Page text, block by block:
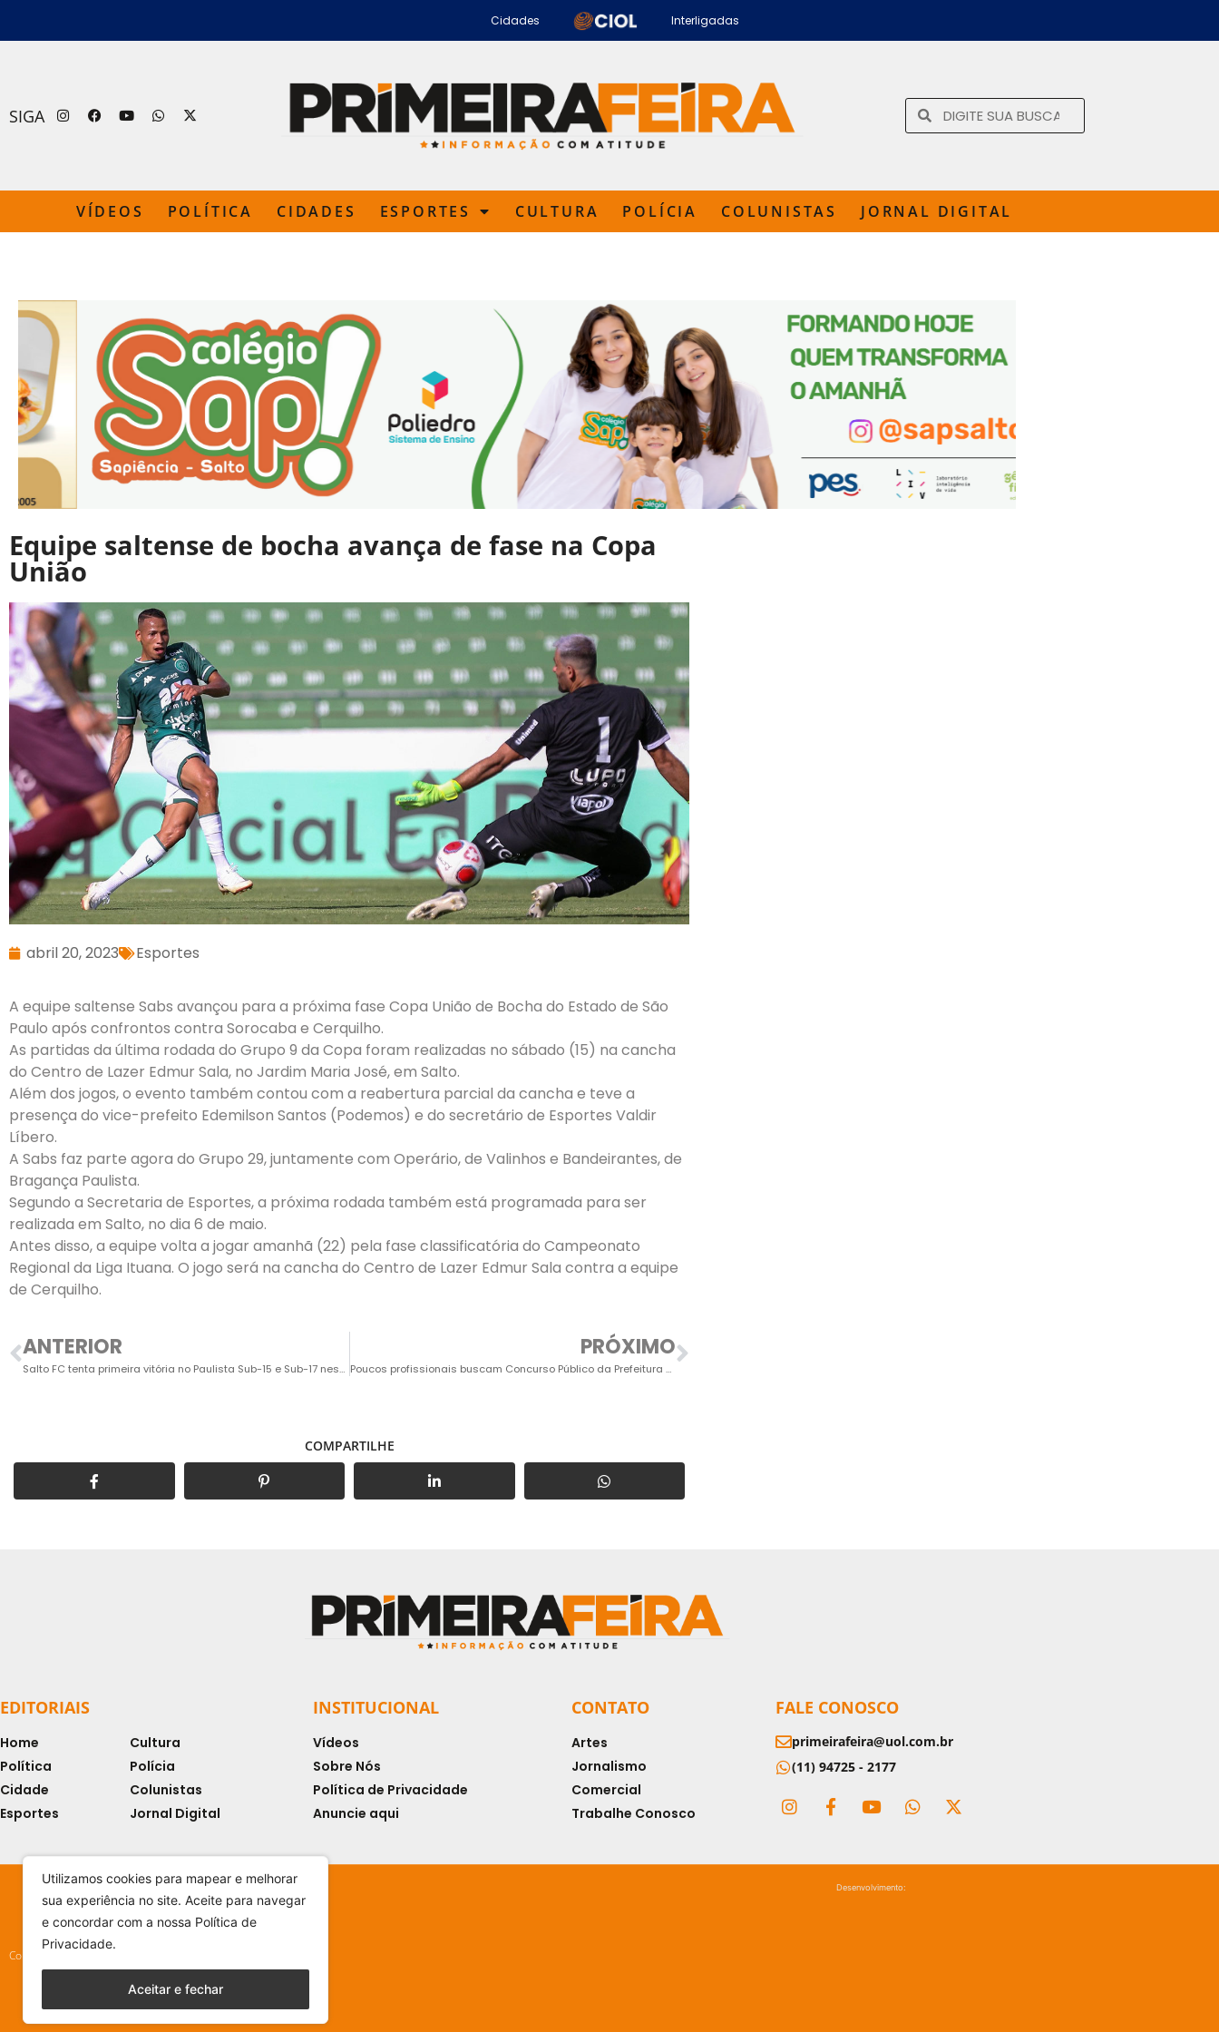
Utilizamos cookies para mapear e melhorar
sua experiência no site. Aceite para navegar
e concordar com a nossa Política de
Privacidade.
Aceitar e fechar
Cidades Interligadas
SIGA
VÍDEOS POLÍTICA CIDADES ESPORTES CULTURA POLÍCIA COLUNISTAS JORNAL DIGITAL
Equipe saltense de bocha avança de fase na Copa
União
abril 20, 2023 Esportes
A equipe saltense Sabs avançou para a próxima fase Copa União de Bocha do Estado de São
Paulo após confrontos contra Sorocaba e Cerquilho.
As partidas da última rodada do Grupo 9 da Copa foram realizadas no sábado (15) na cancha
do Centro de Lazer Edmur Sala, no Jardim Maria José, em Salto.
Além dos jogos, o evento também contou com a reabertura parcial da cancha e teve a
presença do vice-prefeito Edemilson Santos (Podemos) e do secretário de Esportes Valdir
Líbero.
A Sabs faz parte agora do Grupo 29, juntamente com Operário, de Valinhos e Bandeirantes, de
Bragança Paulista.
Segundo a Secretaria de Esportes, a próxima rodada também está programada para ser
realizada em Salto, no dia 6 de maio.
Antes disso, a equipe volta a jogar amanhã (22) pela fase classificatória do Campeonato
Regional da Liga Ituana. O jogo será na cancha do Centro de Lazer Edmur Sala contra a equipe
de Cerquilho.
ANTERIOR
Salto FC tenta primeira vitória no Paulista Sub-15 e Sub-17 neste sábado
PRÓXIMO
Poucos profissionais buscam Concurso Público da Prefeitura em várias especialidades médicas
COMPARTILHE
EDITORIAIS
Home
Política
Cidade
Esportes
Cultura
Polícia
Colunistas
Jornal Digital
INSTITUCIONAL
Vídeos
Sobre Nós
Política de Privacidade
Anuncie aqui
CONTATO
Artes
Jornalismo
Comercial
Trabalhe Conosco
FALE CONOSCO
primeirafeira@uol.com.br
(11) 94725 - 2177
Copyright © 2024 - Todos os direitos reservados
Desenvolvimento: